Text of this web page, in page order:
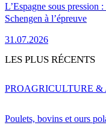
L’Espagne sous pression
Schengen à l’épreuve
31.07.2026
LES PLUS RÉCENTS
Poulets, bovins et ours
PROAGRICULTURE